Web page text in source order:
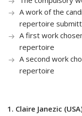
A work of the
repertoire
A first work
repertoire
A second work
repertoire
1. Claire Janezic